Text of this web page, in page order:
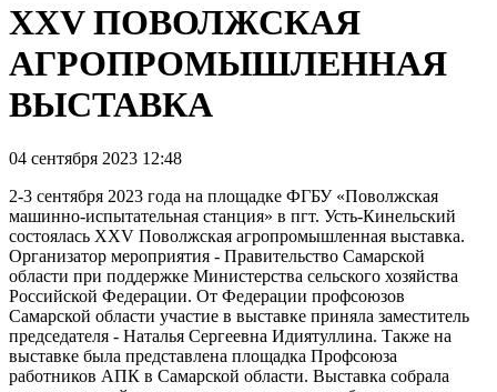
XXV ПОВОЛЖСКАЯ
АГРОПРОМЫШЛЕННАЯ
ВЫСТАВКА
04 сентября 2023 12:48
2-3 сентября 2023 года на площадке ФГБУ «Поволжская
машинно-испытательная станция» в пгт. Усть-Кинельский
состоялась XXV Поволжская агропромышленная выставка.
Организатор мероприятия - Правительство Самарской
области при поддержке Министерства сельского хозяйства
Российской Федерации. От Федерации профсоюзов
Самарской области участие в выставке приняла заместитель
председателя - Наталья Сергеевна Идиятуллина. Также на
выставке была представлена площадка Профсоюза
работников АПК в Самарской области. Выставка собрала